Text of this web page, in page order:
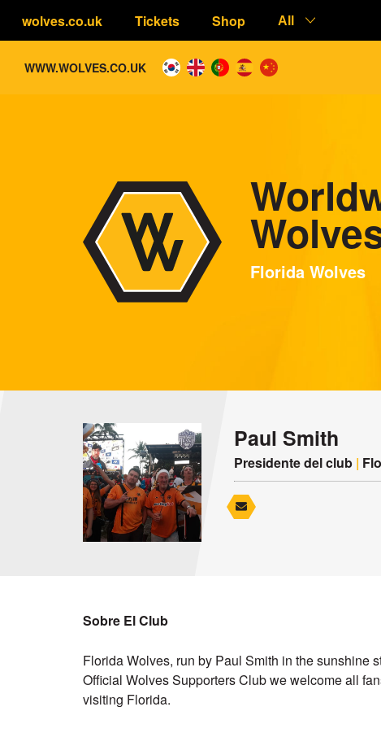
wolves.co.uk Tickets Shop All
WWW.WOLVES.CO.UK
Florida Wolves
Paul Smith
Presidente del club |
Sobre El Club
Florida Wolves, run by Paul Smith in the sunshine
Official Wolves Supporters Club we welcome all
visiting Florida.